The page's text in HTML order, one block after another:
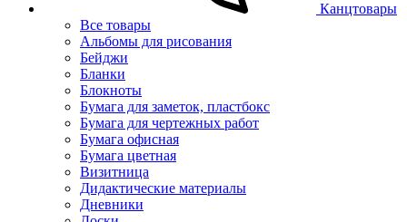
Канцтовары
Все товары
Альбомы для рисования
Бейджи
Бланки
Блокноты
Бумага для заметок, пластбокс
Бумага для чертежных работ
Бумага офисная
Бумага цветная
Визитница
Дидактические материалы
Дневники